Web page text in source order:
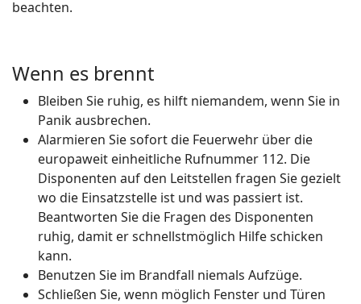
beachten.
Wenn es brennt
Bleiben Sie ruhig, es hilft niemandem, wenn Sie in
Panik ausbrechen.
Alarmieren Sie sofort die Feuerwehr über die
europaweit einheitliche Rufnummer 112. Die
Disponenten auf den Leitstellen fragen Sie gezielt
wo die Einsatzstelle ist und was passiert ist.
Beantworten Sie die Fragen des Disponenten
ruhig, damit er schnellstmöglich Hilfe schicken
kann.
Benutzen Sie im Brandfall niemals Aufzüge.
Schließen Sie, wenn möglich Fenster und Türen